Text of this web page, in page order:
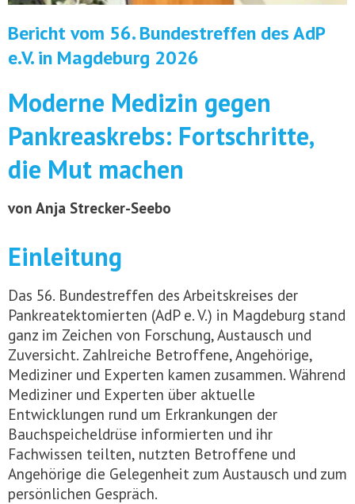
Bericht vom 56. Bundestreffen des AdP
e.V. in Magdeburg 2026
Moderne Medizin gegen
Pankreaskrebs: Fortschritte,
die Mut machen
von Anja Strecker-Seebo
Einleitung
Das 56. Bundestreffen des Arbeitskreises der
Pankreatektomierten (AdP e. V.) in Magdeburg stand
ganz im Zeichen von Forschung, Austausch und
Zuversicht. Zahlreiche Betroffene, Angehörige,
Mediziner und Experten kamen zusammen. Während
Mediziner und Experten über aktuelle
Entwicklungen rund um Erkrankungen der
Bauchspeicheldrüse informierten und ihr
Fachwissen teilten, nutzten Betroffene und
Angehörige die Gelegenheit zum Austausch und zum
persönlichen Gespräch.